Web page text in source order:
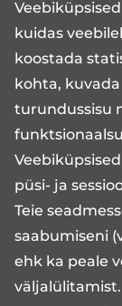
kuidas
koostada
kohta,
turundussisu
püsi- ja
Teie
saabumiseni
ehk ka peale
Kliinikusse
käed.
ooteruumides
Patsient
ning mitte
ainult ühe
hoida
patsientide